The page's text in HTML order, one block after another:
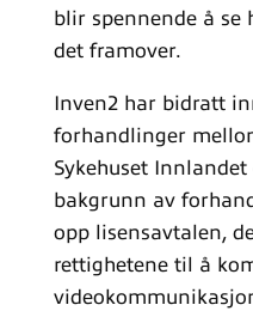
blir spennende å se
det framover.
Inven2 har bidratt
forhandlinger
Sykehuset Innlandet
bakgrunn av
opp lisensavtalen,
rettighetene til å